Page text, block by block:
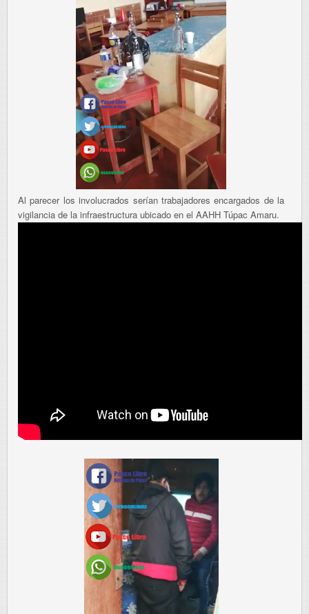
Al parecer los involucrados serían trabajadores encargados de la
vigilancia de la infraestructura ubicado en el AAHH Túpac Amaru.